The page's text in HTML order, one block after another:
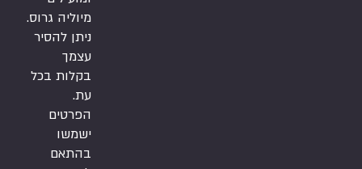
מיוליה גרוס.
ניתן להסיר
עצמך
בקלות בכל
עת.
הפרטים
ישמשו
בהתאם